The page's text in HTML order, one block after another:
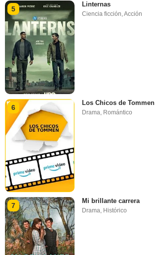
5
Linternas
Ciencia ficción,Acción
6
Los Chicos de Tommen
Drama Romántico
7
Mi brillante carrera
Drama, Histórico